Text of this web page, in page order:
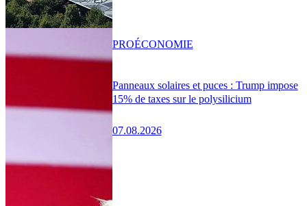
Panneaux solaires et puces : Trump impose
15% de taxes sur le polysilicium
07.08.2026
PROÉCONOMIE